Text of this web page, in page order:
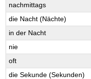
nachmittags
die Nacht (Nächte)
in der Nacht
nie
oft
die Sekunde (Sekunden)